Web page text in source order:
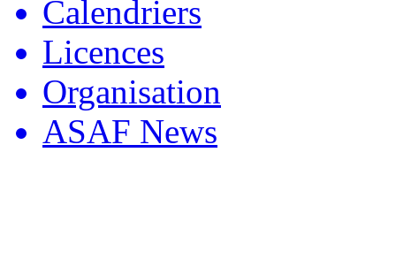
Calendriers
Licences
Organisation
ASAF News